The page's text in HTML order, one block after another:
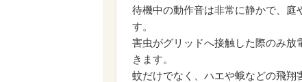
待機中の動作音は非常に静かで、
す。
害虫がグリッドへ接触した際のみ
きます。
蚊だけでなく、ハエや蛾などの飛